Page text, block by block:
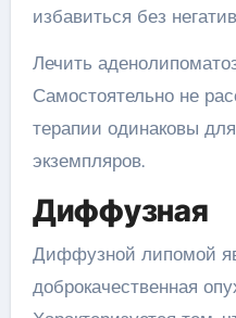
избавиться без
Лечить
Самостоятельно не
терапии одинаковы
экземпляров.
Диффузная
Диффузной липомой
доброкачественная